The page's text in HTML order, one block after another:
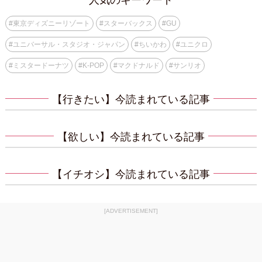
#東京ディズニーリゾート #スターバックス #GU
#ユニバーサル・スタジオ・ジャパン #ちいかわ #ユニクロ
#ミスタードーナツ #K-POP #マクドナルド #サンリオ
【行きたい】今読まれている記事
【欲しい】今読まれている記事
【イチオシ】今読まれている記事
[ADVERTISEMENT]